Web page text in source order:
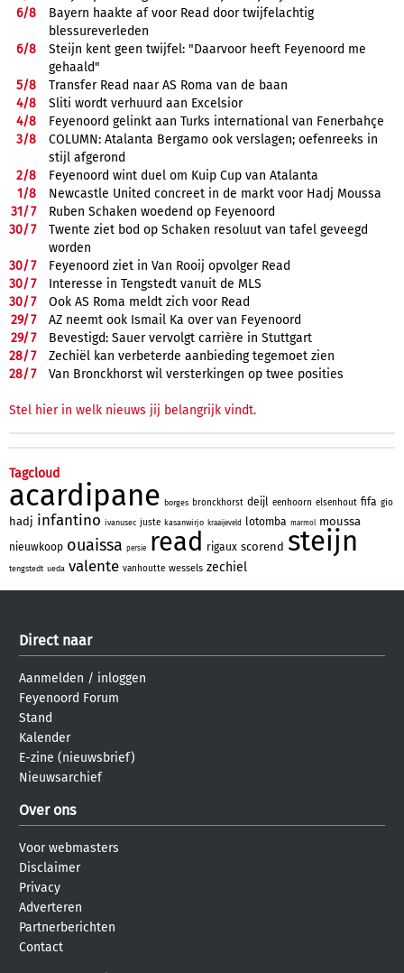
6/8
Bayern haakte af voor Read door twijfelachtig
blessureverleden
6/8
Steijn kent geen twijfel: "Daarvoor heeft Feyenoord me
gehaald"
5/8
Transfer Read naar AS Roma van de baan
4/8
Sliti wordt verhuurd aan Excelsior
4/8
Feyenoord gelinkt aan Turks international van Fenerbahçe
3/8
COLUMN: Atalanta Bergamo ook verslagen; oefenreeks in
stijl afgerond
2/8
Feyenoord wint duel om Kuip Cup van Atalanta
1/8
Newcastle United concreet in de markt voor Hadj Moussa
31/7
Ruben Schaken woedend op Feyenoord
30/7
Twente ziet bod op Schaken resoluut van tafel geveegd
worden
30/7
Feyenoord ziet in Van Rooij opvolger Read
30/7
Interesse in Tengstedt vanuit de MLS
30/7
Ook AS Roma meldt zich voor Read
29/7
AZ neemt ook Ismail Ka over van Feyenoord
29/7
Bevestigd: Sauer vervolgt carrière in Stuttgart
28/7
Zechiël kan verbeterde aanbieding tegemoet zien
28/7 Van Bronckhorst wil versterkingen op twee posities
Stel hier in welk nieuws jij belangrijk vindt.
Tagcloud
acardipane borges bronckhorst deijl eenhoorn elsenhout fifa gio
hadj infantino ivanusec juste kasanwirjo kraaijeveld lotomba marmol moussa
nieuwkoop ouaissa persie read rigaux scorend steijn
tengstedt ueda valente vanhoutte wessels zechiel
Direct naar
Aanmelden / inloggen
Feyenoord Forum
Stand
Kalender
E-zine (nieuwsbrief)
Nieuwsarchief
Over ons
Voor webmasters
Disclaimer
Privacy
Adverteren
Partnerberichten
Contact